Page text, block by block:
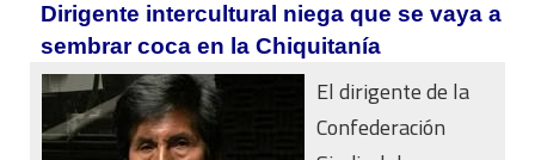
Dirigente intercultural niega que se vaya a
sembrar coca en la Chiquitanía
El dirigente de la
Confederación